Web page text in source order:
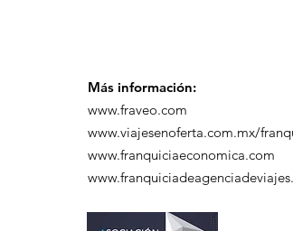
Más información:
www.fraveo.com
www.viajesenoferta.com.mx/
www.franquiciaeconomica.com